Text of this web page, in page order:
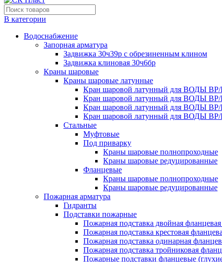
В категории
Водоснабжение
Запорная арматура
Задвижка 30ч39р с обрезиненным клином
Задвижка клиновая 30ч6бр
Краны шаровые
Краны шаровые латунные
Кран шаровой латунный для ВОДЫ
Кран шаровой латунный для ВОДЫ
Кран шаровой латунный для ВОДЫ
Кран шаровой латунный для ВОДЫ
Стальные
Муфтовые
Под приварку
Краны шаровые полнопроходные
Краны шаровые редуцированные
Фланцевые
Краны шаровые полнопроходные
Краны шаровые редуцированные
Пожарная арматура
Гидранты
Подставки пожарные
Пожарная подставка двойная
Пожарная подставка крестовая
Пожарная подставка одинарная
Пожарная подставка тройниковая
Пожарные подставки фланцевые